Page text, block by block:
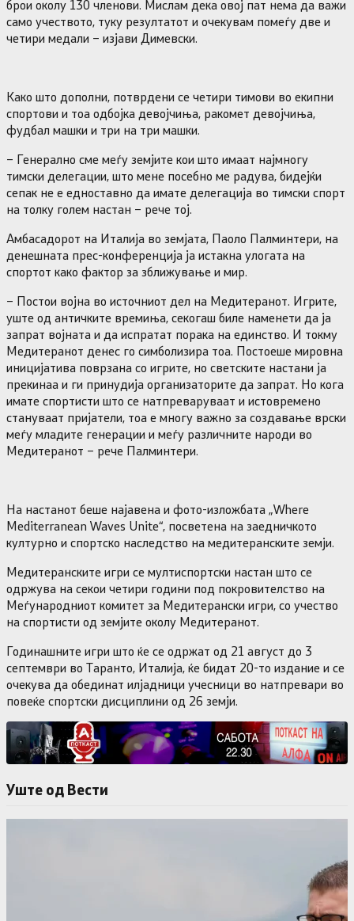
брои околу 130 членови. Мислам дека овој пат нема да важи
само учеството, туку резултатот и очекувам помеѓу две и
четири медали – изјави Димевски.
Како што дополни, потврдени се четири тимови во екипни
спортови и тоа одбојка девојчиња, ракомет девојчиња,
фудбал машки и три на три машки.
– Генерално сме меѓу земјите кои што имаат најмногу
тимски делегации, што мене посебно ме радува, бидејќи
сепак не е едноставно да имате делегација во тимски спорт
на толку голем настан – рече тој.
Амбасадорот на Италија во земјата, Паоло Палминтери, на
денешната прес-конференција ја истакна улогата на
спортот како фактор за зближување и мир.
– Постои војна во источниот дел на Медитеранот. Игрите,
уште од античките времиња, секогаш биле наменети да ја
запрат војната и да испратат порака на единство. И токму
Медитеранот денес го симболизира тоа. Постоеше мировна
иницијатива поврзана со игрите, но светските настани ја
прекинаа и ги принудија организаторите да запрат. Но кога
имате спортисти што се натпреваруваат и истовремено
стануваат пријатели, тоа е многу важно за создавање врски
меѓу младите генерации и меѓу различните народи во
Медитеранот – рече Палминтери.
На настанот беше најавена и фото-изложбата „Where
Mediterranean Waves Unite“, посветена на заедничкото
културно и спортско наследство на медитеранските земји.
Медитеранските игри се мултиспортски настан што се
одржува на секои четири години под покровителство на
Меѓународниот комитет за Медитерански игри, со учество
на спортисти од земјите околу Медитеранот.
Годинашните игри што ќе се одржат од 21 август до 3
септември во Таранто, Италија, ќе бидат 20-то издание и се
очекува да обединат илјадници учесници во натпревари во
повеќе спортски дисциплини од 26 земји.
Уште од Вести